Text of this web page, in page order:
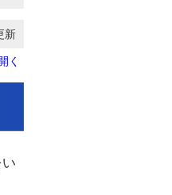
新
く